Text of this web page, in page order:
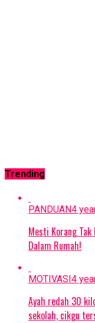
Trending
PANDUAN4
Mesti Korang Tak
Dalam Rumah!
MOTIVASI4
Ayah redah 30
sekolah, cikgu